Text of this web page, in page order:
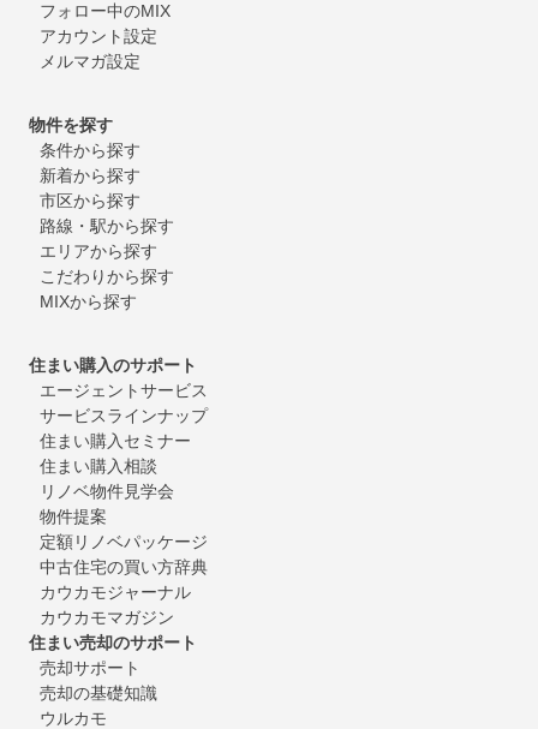
フォロー中のMIX
アカウント設定
メルマガ設定
物件を探す
条件から探す
新着から探す
市区から探す
路線・駅から探す
エリアから探す
こだわりから探す
MIXから探す
住まい購入のサポート
エージェントサービス
サービスラインナップ
住まい購入セミナー
住まい購入相談
リノベ物件見学会
物件提案
定額リノベパッケージ
中古住宅の買い方辞典
カウカモジャーナル
カウカモマガジン
住まい売却のサポート
売却サポート
売却の基礎知識
ウルカモ